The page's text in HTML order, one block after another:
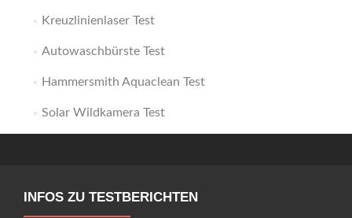
Kreuzlinienlaser Test
Autowaschbürste Test
Hammersmith Aquaclean Test
Solar Wildkamera Test
INFOS ZU TESTBERICHTEN